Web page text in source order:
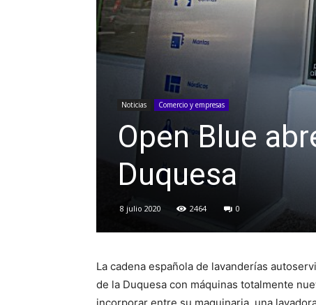
Noticias Comercio y empresas
Open Blue
Duquesa
8 julio 2020 2464 0
La cadena española de lavanderías
de la Duquesa con máquinas totalmente